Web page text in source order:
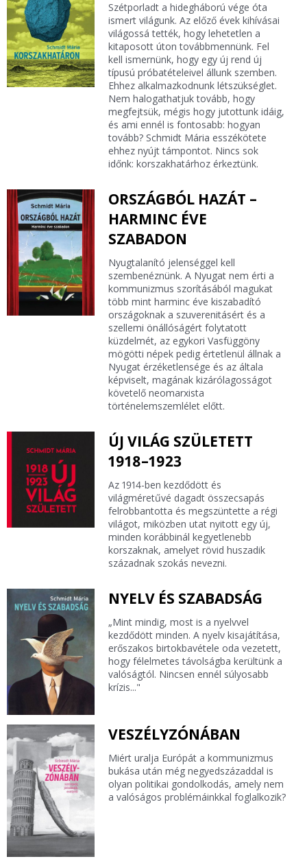
Szétporladt a hidegháború vége óta
ismert világunk. Az előző évek kihívásai
világossá tették, hogy lehetetlen a
kitaposott úton továbbmennünk. Fel
kell ismernünk, hogy egy új rend új
típusú próbatételeivel állunk szemben.
Ehhez alkalmazkodnunk létszükséglet.
Nem halogathatjuk tovább, hogy
megfejtsük, mégis hogy jutottunk idáig,
és ami ennél is fontosabb: hogyan
tovább? Schmidt Mária esszékötete
ehhez nyújt támpontot. Nincs sok
időnk: korszakhatárhoz érkeztünk.
ORSZÁGBÓL HAZÁT –
HARMINC ÉVE
SZABADON
Nyugtalanító jelenséggel kell
szembenéznünk. A Nyugat nem érti a
kommunizmus szorításából magukat
több mint harminc éve kiszabadító
országoknak a szuverenitásért és a
szellemi önállóságért folytatott
küzdelmét, az egykori Vasfüggöny
mögötti népek pedig értetlenül állnak a
Nyugat érzéketlensége és az általa
képviselt, magának kizárólagosságot
követelő neomarxista
történelemszemlélet előtt.
ÚJ VILÁG SZÜLETETT
1918–1923
Az 1914-ben kezdődött és
világméretűvé dagadt összecsapás
felrobbantotta és megszüntette a régi
világot, miközben utat nyitott egy új,
minden korábbinál kegyetlenebb
korszaknak, amelyet rövid huszadik
századnak szokás nevezni.
NYELV ÉS SZABADSÁG
„Mint mindig, most is a nyelvvel
kezdődött minden. A nyelv kisajátítása,
erőszakos birtokbavétele oda vezetett,
hogy félelmetes távolságba kerültünk a
valóságtól. Nincsen ennél súlyosabb
krízis..."
VESZÉLYZÓNÁBAN
Miért uralja Európát a kommunizmus
bukása után még negyedszázaddal is
olyan politikai gondolkodás, amely nem
a valóságos problémáinkkal foglalkozik?